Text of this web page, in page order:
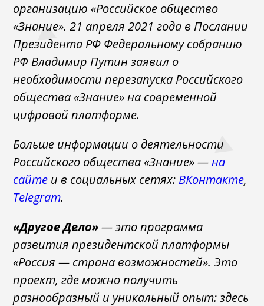
организацию «Российское общество
«Знание». 21 апреля 2021 года в Послании
Президента РФ Федеральному собранию
РФ Владимир Путин заявил о
необходимости перезапуска Российского
общества «Знание» на современной
цифровой платформе.
Больше информации о деятельности
Российского общества «Знание» —на
сайте и в социальных сетях: ВКонтакте,
Telegram.
«Другое Дело»— это программа
развития президентской платформы
«Россия — страна возможностей». Это
проект, где можно получить
разнообразный и уникальный опыт: здесь